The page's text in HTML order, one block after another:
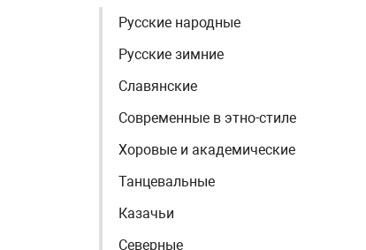
Русские народные
Русские зимние
Славянские
Современные в этно-стиле
Хоровые и академические
Танцевальные
Казачьи
Северные